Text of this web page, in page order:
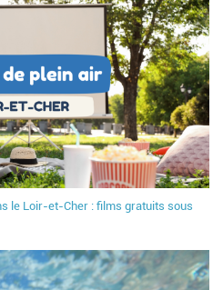
le Loir-et-Cher : films gratuits sous